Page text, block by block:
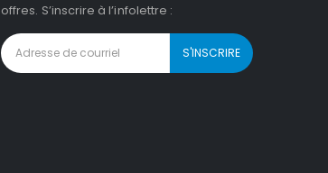
offres. S’inscrire à l’infolettre :